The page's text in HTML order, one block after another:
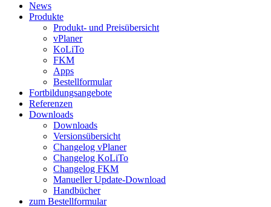
News
Produkte
Produkt- und Preisübersicht
vPlaner
KoLiTo
FKM
Apps
Bestellformular
Fortbildungsangebote
Referenzen
Downloads
Downloads
Versionsübersicht
Changelog vPlaner
Changelog KoLiTo
Changelog FKM
Manueller Update-Download
Handbücher
zum Bestellformular